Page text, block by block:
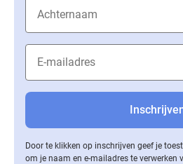
Door te klikken op inschrijven geef je
om je naam en e-mailadres te verwerken